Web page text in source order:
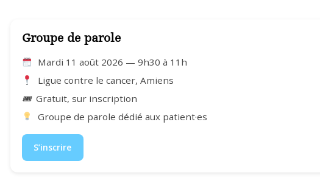
Groupe de parole
Mardi 11 août 2026 — 9h30 à 11h
Ligue contre le cancer, Amiens
🎟 Gratuit, sur inscription
Groupe de parole dédié aux patient·es
S’inscrire